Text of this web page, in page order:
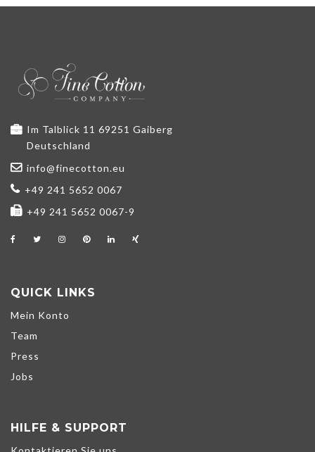
Im Talblick 11 69251 Gaiberg
Deutschland
info@finecotton.eu
+49 241 5652 0067
+49 241 5652 0067-9
QUICK LINKS
Mein Konto
Team
Press
Jobs
HILFE & SUPPORT